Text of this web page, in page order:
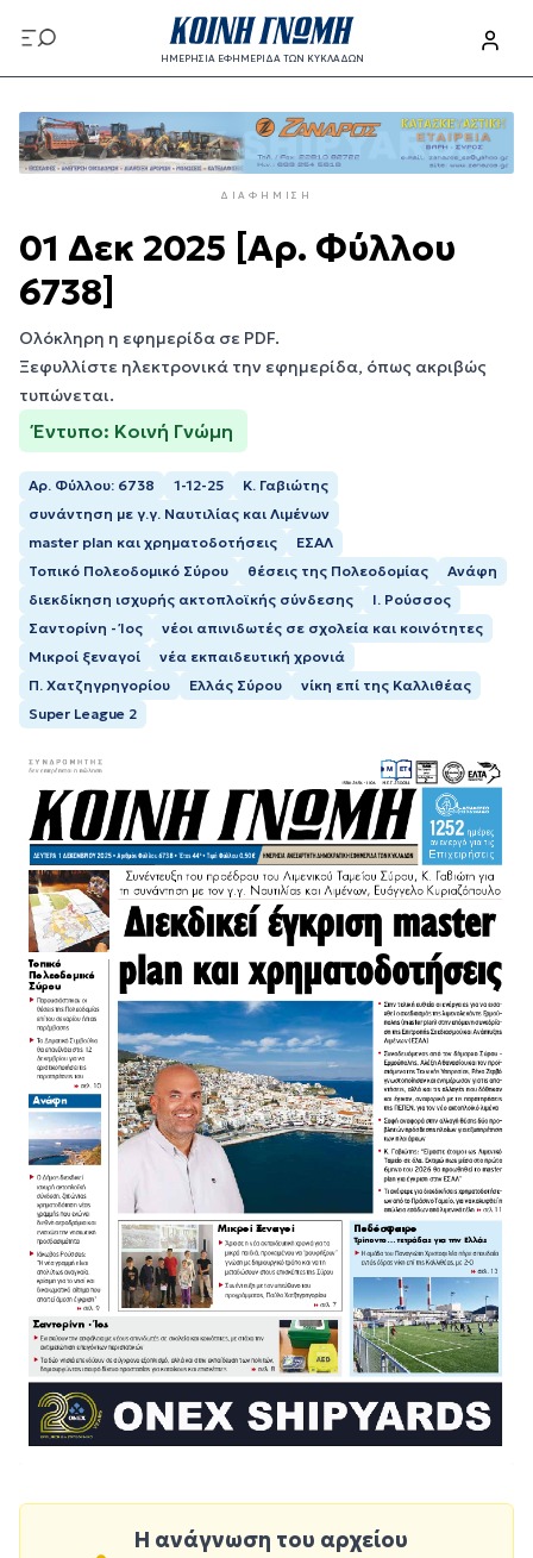
προς
το
περιεχόμενο
ΗΜΕΡΗΣΙΑ ΕΦΗΜΕΡΙΔΑ ΤΩΝ ΚΥΚΛΑΔΩΝ
προς
το
κυρίως
ΔΙΑΦΉΜΙΣΗ
01 Δεκ 2025 [Αρ. Φύλλου
6738]
Ολόκληρη η εφημερίδα σε PDF.
Ξεφυλλίστε ηλεκτρονικά την εφημερίδα, όπως ακριβώς
τυπώνεται.
Έντυπο: Κοινή Γνώμη
Αρ. Φύλλου: 6738 1-12-25
Κ. Γαβιώτης
συνάντηση με γ.γ. Ναυτιλίας και Λιμένων
master plan και χρηματοδοτήσεις
ΕΣΑΛ
Τοπικό Πολεοδομικό Σύρου
θέσεις της Πολεοδομίας
Ανάφη
διεκδίκηση ισχυρής ακτοπλοϊκής σύνδεσης
Ι. Ρούσσος
Σαντορίνη - Ίος
νέοι απινιδωτές σε σχολεία και κοινότητες
Μικροί ξεναγοί
νέα εκπαιδευτική χρονιά
Π. Χατζηγρηγορίου
Ελλάς Σύρου
νίκη επί της Καλλιθέας
Super League 2
Η ανάγνωση του αρχείου